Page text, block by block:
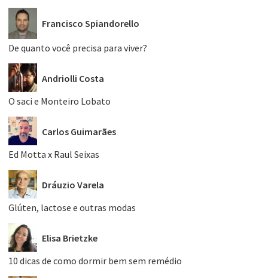
Francisco Spiandorello
De quanto você precisa para viver?
Andriolli Costa
O saci e Monteiro Lobato
Carlos Guimarães
Ed Motta x Raul Seixas
Dráuzio Varela
Glúten, lactose e outras modas
Elisa Brietzke
10 dicas de como dormir bem sem remédio